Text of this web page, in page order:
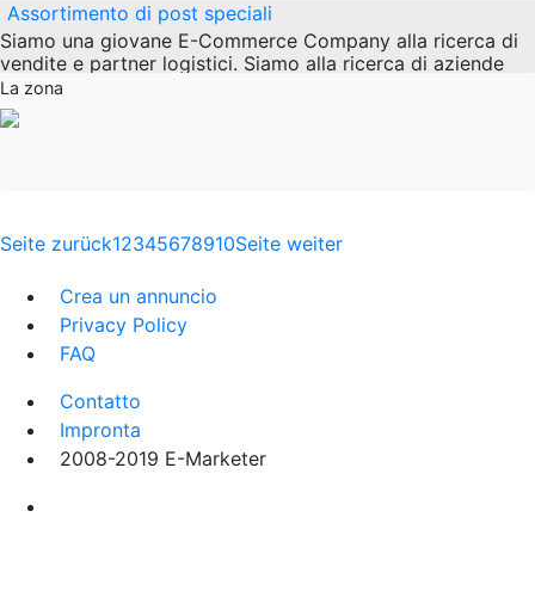
Assortimento di post speciali
Siamo una giovane E-Commerce Company alla ricerca di
vendite e partner logistici. Siamo alla ricerca di aziende
che vogliano ampliare i loro canali
La zona
Seite zurück12345678910Seite weiter
Crea un annuncio
Privacy Policy
FAQ
Contatto
Impronta
2008-2019 E-Marketer